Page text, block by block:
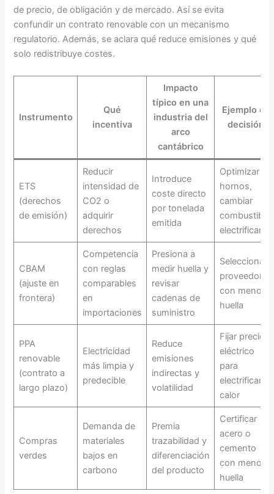
de precio, de obligación y de mercado. Así se evita
confundir un contrato renovable con un mecanismo
regulatorio. Además, se aclara qué reduce emisiones y qué
solo redistribuye costes.
Instrumento
Qué
incentiva
Impacto
típico en una
industria del
arco
cantábrico
Ejemplo de
decisión
ETS
(derechos
de emisión)
Reducir
intensidad de
CO2 o
adquirir
derechos
Introduce
coste directo
por tonelada
emitida
Optimizar
hornos,
cambiar
combustible,
electrificar
CBAM
(ajuste en
frontera)
Competencia
con reglas
comparables
en
importaciones
Presiona a
medir huella y
revisar
cadenas de
suministro
Seleccionar
proveedores
con menor
huella
PPA
renovable
(contrato a
largo plazo)
Electricidad
más limpia y
predecible
Reduce
emisiones
indirectas y
volatilidad
Fijar precio
eléctrico
para
electrificar
calor
Compras
verdes
Demanda de
materiales
bajos en
carbono
Premia
trazabilidad y
diferenciación
del producto
Certificar
acero o
cemento
con menor
huella